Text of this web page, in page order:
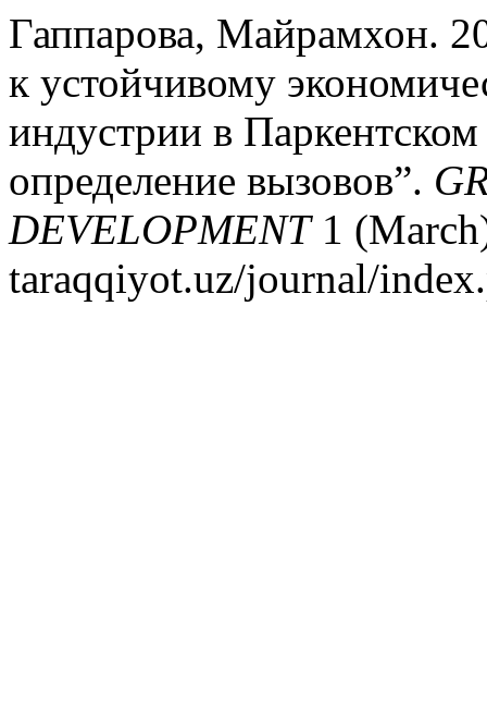
Гаппарова, Майрамхон.
к устойчивому
индустрии в
определение вызовов”.
DEVELOPMENT1
taraqqiyot.uz/journal/